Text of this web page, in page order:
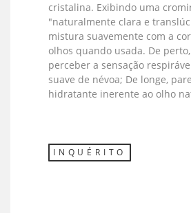
cristalina. Exibindo uma
"naturalmente clara e
mistura suavemente com a
olhos quando usada. De
perceber a sensação
suave de névoa; De longe,
hidratante inerente ao olho
INQUÉRITO